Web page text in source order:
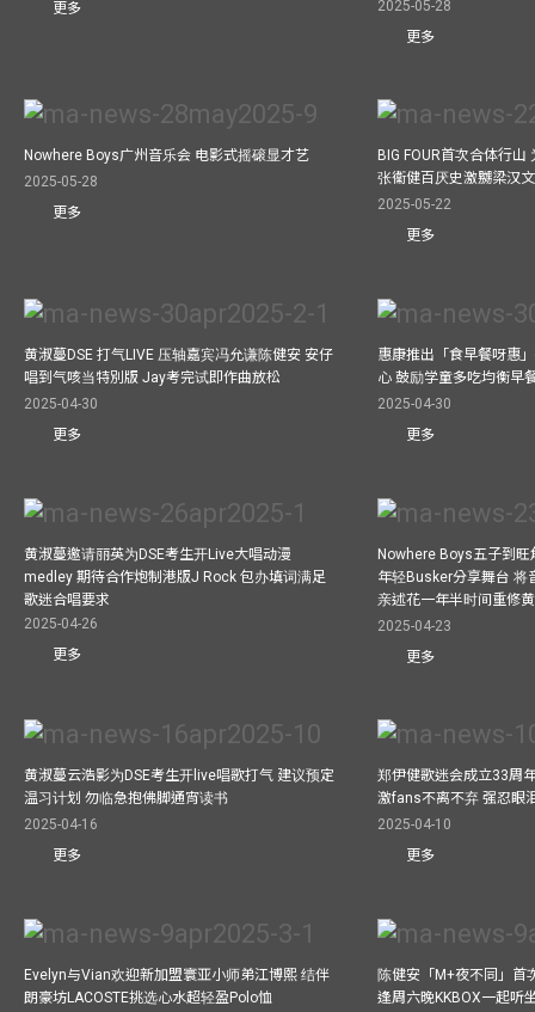
更多
2025-05-28
更多
Nowhere Boys广州音乐会 电影式摇磙显才艺
2025-05-28
更多
BIG FOUR首次合体行
张衞健百厌史激嬲梁汉
2025-05-22
更多
黄淑蔓DSE 打气LIVE 压轴嘉宾冯允谦陈健安 安仔
唱到气咳当特別版 Jay考完试即作曲放松
2025-04-30
更多
惠康推出「食早餐呀惠
心 鼓励学童多吃均衡早
2025-04-30
更多
黄淑蔓邀请丽英为DSE考生开Live大唱动漫
medley 期待合作炮制港版J Rock 包办填词满足
歌迷合唱要求
2025-04-26
更多
Nowhere Boys五子到
年轻Busker分享舞台 将
亲述花一年半时间重修
2025-04-23
更多
黄淑蔓云浩影为DSE考生开live唱歌打气 建议预定
温习计划 勿临急抱佛脚通宵读书
2025-04-16
更多
郑伊健歌迷会成立33周
激fans不离不弃 强忍眼
2025-04-10
更多
Evelyn与Vian欢迎新加盟寰亚小师弟江博熙 结伴
朗豪坊LACOSTE挑选心水超轻盈Polo恤
陈健安「M+夜不同」首
逢周六晚KKBOX一起听